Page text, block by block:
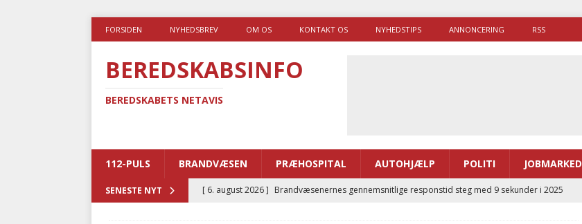
FORSIDEN NYHEDSBREV OM OS KONTAKT OS NYHEDSTIPS ANNONCERING RSS
BEREDSKABSINFO
BEREDSKABETS NETAVIS
112-PULS BRANDVÆSEN PRÆHOSPITAL AUTOHJÆLP POLITI JOBMARKED
SENESTE NYT [ 6. august 2026 ] Brandvæsenernes gennemsnitlige responstid steg med 9 sekunder i 2025